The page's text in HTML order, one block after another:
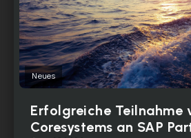
Neues
Erfolgreiche Teilnahme
Coresystems an SAP